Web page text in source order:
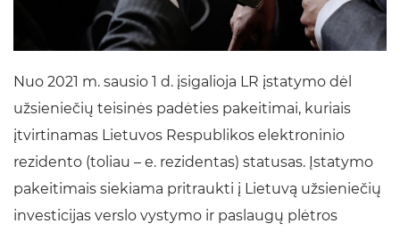
Nuo 2021 m. sausio 1 d. įsigalioja LR įstatymo dėl
užsieniečių teisinės padėties pakeitimai, kuriais
įtvirtinamas Lietuvos Respublikos elektroninio
rezidento (toliau – e. rezidentas) statusas. Įstatymo
pakeitimais siekiama pritraukti į Lietuvą užsieniečių
investicijas verslo vystymo ir paslaugų plėtros